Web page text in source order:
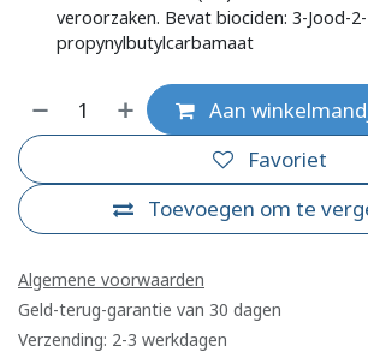
veroorzaken. Bevat biociden: 3-Jood-2-
propynylbutylcarbamaat
Aan
Toevoegen om te
Favoriet
Algemene voorwaarden
Geld-terug-garantie van 30 dagen
Verzending: 2-3 werkdagen